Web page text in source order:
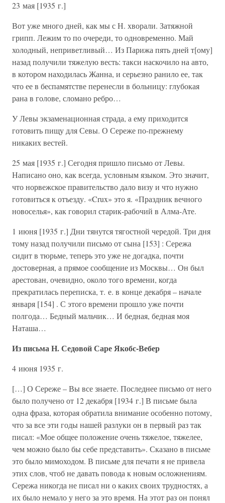
23 мая [1935 г.]
Вот уже много дней, как мы с Н. хворали. Затяжной
грипп. Лежим то по очереди, то одновременно. Май
холодный, неприветливый… Из Парижа пять дней т[ому]
назад получили тяжелую весть: такси наскочило на авто,
в котором находилась Жанна, и серьезно ранило ее, так
что ее в беспамятстве перенесли в больницу: глубокая
рана в голове, сломано ребро…
У Левы экзаменационная страда, а ему приходится
готовить пищу для Севы. О Сереже по-прежнему
никаких вестей.
25 мая [1935 г.] Сегодня пришло письмо от Левы.
Написано оно, как всегда, условным языком. Это значит,
что норвежское правительство дало визу и что нужно
готовиться к отъезду. «Crux» это я. «Праздник вечного
новоселья», как говорил старик-рабочий в Алма-Ате.
1 июня [1935 г.] Дни тянутся тягостной чередой. Три дня
тому назад получили письмо от сына [153] : Сережа
сидит в тюрьме, теперь это уже не догадка, почти
достоверная, а прямое сообщение из Москвы… Он был
арестован, очевидно, около того времени, когда
прекратилась переписка, т. е. в конце декабря – начале
января [154] . С этого времени прошло уже почти
полгода… Бедный мальчик… И бедная, бедная моя
Наташа…
Из письма Н. Седовой Саре Якобс-Вебер
4 июня 1935 г.
[…] О Сереже – Вы все знаете. Последнее письмо от него
было получено от 12 декабря [1934 г.] В письме была
одна фраза, которая обратила внимание особенно потому,
что за все эти годы нашей разлуки он в первый раз так
писал: «Мое общее положение очень тяжелое, тяжелее,
чем можно было бы себе представить». Сказано в письме
это было мимоходом. В письме для печати я не привела
этих слов, чтоб не давать повода к новым осложнениям.
Сережа никогда не писал ни о каких своих трудностях, а
их было немало у него за это время. На этот раз он понял